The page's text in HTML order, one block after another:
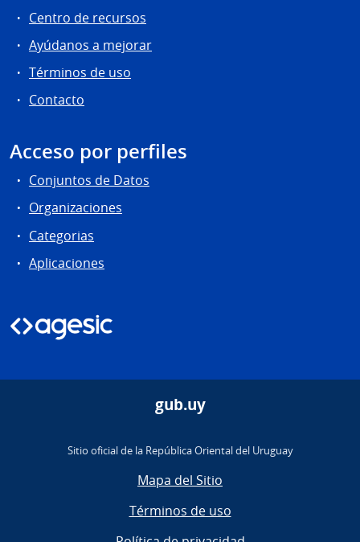
Centro de recursos
Ayúdanos a mejorar
Términos de uso
Contacto
Acceso por perfiles
Conjuntos de Datos
Organizaciones
Categorias
Aplicaciones
gub.uy
Sitio oficial de la República Oriental del Uruguay
Mapa del Sitio
Términos de uso